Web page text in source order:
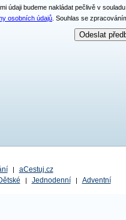
údaji budeme nakládat pečlivě v
osobních údajů . Souhlas se
|
aCestuj.cz
| Jednodenní | Adventní